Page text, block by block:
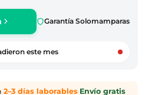
Garantía Solomamparas
este mes
2–3 días laborables·Envío gratis